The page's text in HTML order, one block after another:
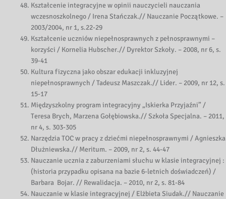
Kształcenie integracyjne w opinii nauczycieli nauczania
wczesnoszkolnego / Irena Stańczak.// Nauczanie Początkowe. –
2003/2004, nr 1, s.22-29
Kształcenie uczniów niepełnosprawnych z pełnosprawnymi –
korzyści / Kornelia Hubscher.// Dyrektor Szkoły. – 2008, nr 6, s.
39-41
Kultura fizyczna jako obszar edukacji inkluzyjnej
niepełnosprawnych / Tadeusz Maszczak.// Lider. – 2009, nr 12, s.
15-17
Międzyszkolny program integracyjny „Iskierka Przyjaźni” /
Teresa Brych, Marzena Gołębiowska.// Szkoła Specjalna. – 2011,
nr 4, s. 303-305
Narzędzia TOC w pracy z dziećmi niepełnosprawnymi / Agnieszka
Dłużniewska.// Meritum. – 2009, nr 2, s. 44-47
Nauczanie ucznia z zaburzeniami słuchu w klasie integracyjnej :
(historia przypadku opisana na bazie 6-letnich doświadczeń) /
Barbara Bojar. // Rewalidacja. – 2010, nr 2, s. 81-84
Nauczanie w klasie integracyjnej / Elżbieta Siudak.// Nauczanie